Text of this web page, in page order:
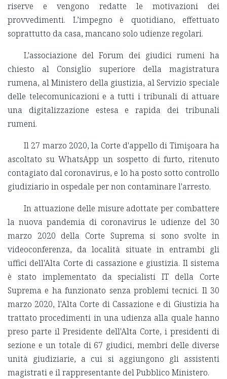
riserve e vengono redatte le motivazioni dei
provvedimenti. L’impegno è quotidiano, effettuato
soprattutto da casa, mancano solo udienze regolari.
L'associazione del Forum dei giudici rumeni ha
chiesto al Consiglio superiore della magistratura
rumena, al Ministero della giustizia, al Servizio speciale
delle telecomunicazioni e a tutti i tribunali di attuare
una digitalizzazione estesa e rapida dei tribunali
rumeni.
Il 27 marzo 2020, la Corte d'appello di Timişoara ha
ascoltato su WhatsApp un sospetto di furto, ritenuto
contagiato dal coronavirus, e lo ha posto sotto controllo
giudiziario in ospedale per non contaminare l'arresto.
In attuazione delle misure adottate per combattere
la nuova pandemia di coronavirus le udienze del 30
marzo 2020 della Corte Suprema si sono svolte in
videoconferenza, da località situate in entrambi gli
uffici dell'Alta Corte di cassazione e giustizia. Il sistema
è stato implementato da specialisti IT della Corte
Suprema e ha funzionato senza problemi tecnici. Il 30
marzo 2020, l'Alta Corte di Cassazione e di Giustizia ha
trattato procedimenti in una udienza alla quale hanno
preso parte il Presidente dell'Alta Corte, i presidenti di
sezione e un totale di 67 giudici, membri delle diverse
unità giudiziarie, a cui si aggiungono gli assistenti
magistrati e il rappresentante del Pubblico Ministero.